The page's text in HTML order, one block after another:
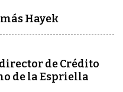
Hayek
de Crédito
de la Espriella